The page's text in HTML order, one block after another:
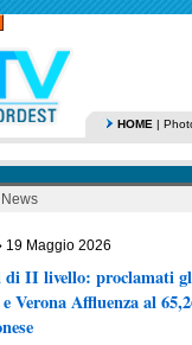
HOME |
19 Maggio 2026
di II livello: proclamati
Verona Affluenza al